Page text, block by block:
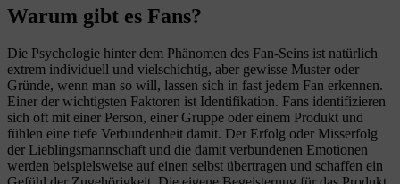
Warum gibt es Fans?
Die Psychologie hinter dem Phänomen des Fan-Seins ist natürlich
extrem individuell und vielschichtig, aber gewisse Muster oder
Gründe, wenn man so will, lassen sich in fast jedem Fan erkennen.
Einer der wichtigsten Faktoren ist Identifikation. Fans identifizieren
sich oft mit einer Person, einer Gruppe oder einem Produkt und
fühlen eine tiefe Verbundenheit damit. Der Erfolg oder Misserfolg
der Lieblingsmannschaft und die damit verbundenen Emotionen
werden beispielsweise auf einen selbst übertragen und schaffen ein